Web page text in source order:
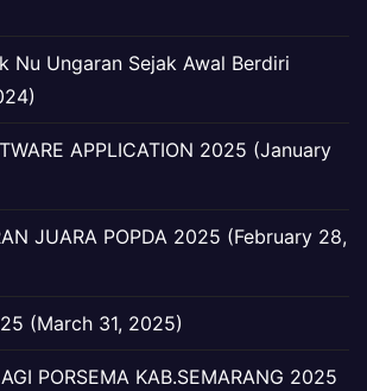
Nu Ungaran Sejak Awal Berdiri
APPLICATION 2025 (January
JUARA POPDA 2025 (February 28,
(March 31, 2025)
PORSEMA KAB.SEMARANG 2025